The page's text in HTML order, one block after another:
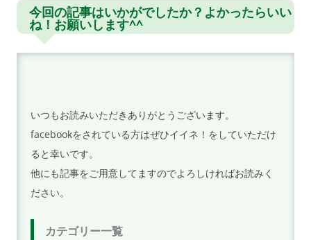
ビ
ゲ
今回の記事はいかがでしたか？よかったらいい
ね！お願いします^^
いつもお読みいただきありがとうございます。
facebookをされている方はぜひイイネ！をしていただけ
ると幸いです。
他にも記事をご用意してますのでよろしければお読みく
ださい。
カテゴリー一覧